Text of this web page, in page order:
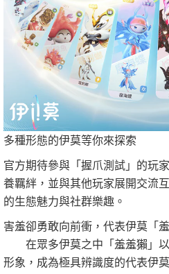
多種形態的伊莫等你來探索
官方期待參與「握爪測試」的玩
養羈絆，並與其他玩家展開交流
的生態魅力與社群樂趣。
害羞卻勇敢向前衝，代表伊莫「
在眾多伊莫之中「羞羞獺」以
形象，成為極具辨識度的代表伊